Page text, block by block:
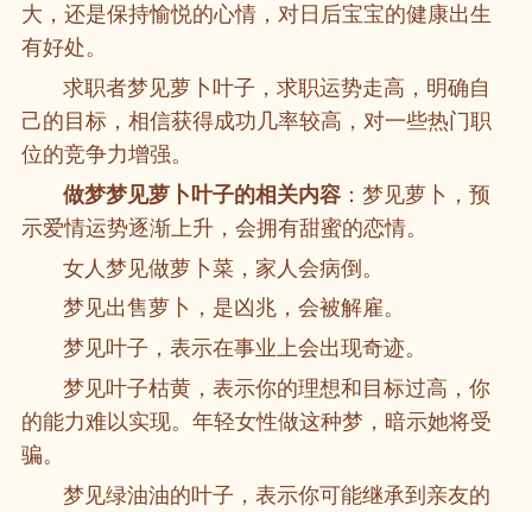
大，还是保持愉悦的心情，对日后宝宝的健康出生
有好处。
求职者梦见萝卜叶子，求职运势走高，明确自
己的目标，相信获得成功几率较高，对一些热门职
位的竞争力增强。
做梦梦见萝卜叶子的相关内容 ：梦见萝卜，预
示爱情运势逐渐上升，会拥有甜蜜的恋情。
女人梦见做萝卜菜，家人会病倒。
梦见出售萝卜，是凶兆，会被解雇。
梦见叶子，表示在事业上会出现奇迹。
梦见叶子枯黄，表示你的理想和目标过高，你
的能力难以实现。年轻女性做这种梦，暗示她将受
骗。
梦见绿油油的叶子，表示你可能继承到亲友的